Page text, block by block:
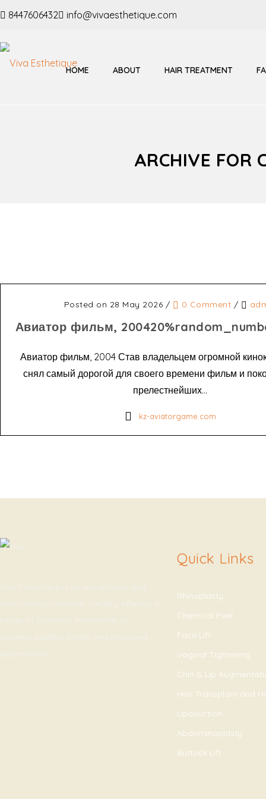
8447606432 info@vivaesthetique.com
HOME ABOUT HAIR TREATMENT
ARCHIVE FOR
Posted on 28 May 2026 / 0 Comment /
Авиатор фильм,
Авиатор фильм, 2004 Став владельцем огромной
снял самый дорогой для своего времени фильм и
прелестнейших...
kz-aviatorgame.com
Viva Esthetique is an exceptional and
outstanding cosmetic surgery offering a
range of cosmetic treatments to
patients seeking better and improved
appearance.
Quick Links
Rhinoplasty
Chemical Peel
Face Lift
Vaginal Tightening
Chin & Lip
Hair Transplant and
Liposuction
Abdominoplasty
Buttock Lift